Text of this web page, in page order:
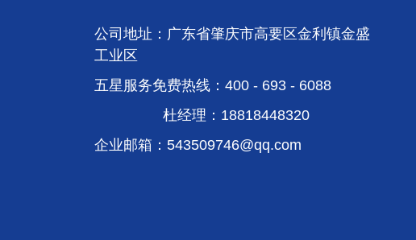
公司地址：广东省肇庆市高要区金利镇金盛
工业区
五星服务免费热线：400 - 693 - 6088
杜经理：18818448320
企业邮箱： 543509746@qq.com